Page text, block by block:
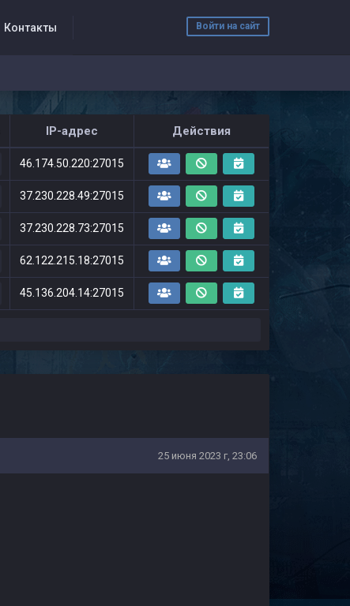
Войти на сайт
Контакты
IP-адрес Действия
46.174.50.220:27015
37.230.228.49:27015
37.230.228.73:27015
62.122.215.18:27015
45.136.204.14:27015
25 июня 2023 г, 23:06